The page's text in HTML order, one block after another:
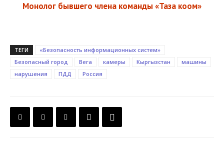
Монолог бывшего члена команды «Таза коом»
ТЕГИ
«Безопасность информационных систем»
Безопасный город
Вега камеры Кыргызстан
машины
нарушения
ПДД Россия